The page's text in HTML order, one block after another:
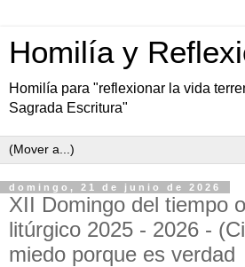
Homilía y
Homilía para "reflexionar la vida
Sagrada Escritura"
domingo, 21 de junio de 2026
XII Domingo del tiempo
litúrgico 2025 - 2026 -
miedo porque es verdad